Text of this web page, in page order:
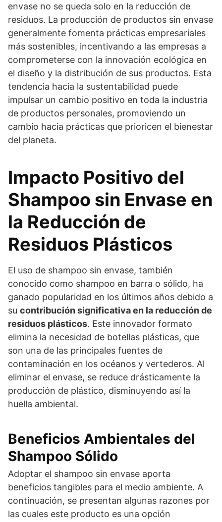
envase no se queda solo en la reducción de
residuos. La producción de productos sin envase
generalmente fomenta prácticas empresariales
más sostenibles, incentivando a las empresas a
comprometerse con la innovación ecológica en
el diseño y la distribución de sus productos. Esta
tendencia hacia la sustentabilidad puede
impulsar un cambio positivo en toda la industria
de productos personales, promoviendo un
cambio hacia prácticas que prioricen el bienestar
del planeta.
Impacto Positivo del
Shampoo sin Envase en
la Reducción de
Residuos Plásticos
El uso de shampoo sin envase, también
conocido como shampoo en barra o sólido, ha
ganado popularidad en los últimos años debido a
su contribución significativa en la reducción de
residuos plásticos. Este innovador formato
elimina la necesidad de botellas plásticas, que
son una de las principales fuentes de
contaminación en los océanos y vertederos. Al
eliminar el envase, se reduce drásticamente la
producción de plástico, disminuyendo así la
huella ambiental.
Beneficios Ambientales del
Shampoo Sólido
Adoptar el shampoo sin envase aporta
beneficios tangibles para el medio ambiente. A
continuación, se presentan algunas razones por
las cuales este producto es una opción